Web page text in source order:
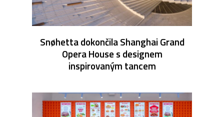
Snøhetta dokončila Shanghai Grand
Opera House s designem
inspirovaným tancem